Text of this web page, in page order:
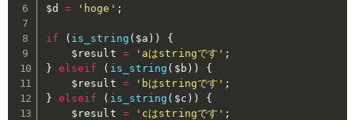
$d
= 'hoge' ;
if ( is_string ( $a ) )
{
$result = 'aはstringです' ;
} elseif ( is_string ( $b ) )
{
$result = 'bはstringです' ;
} elseif ( is_string ( $c ) )
{
$result = 'cはstringです' ;